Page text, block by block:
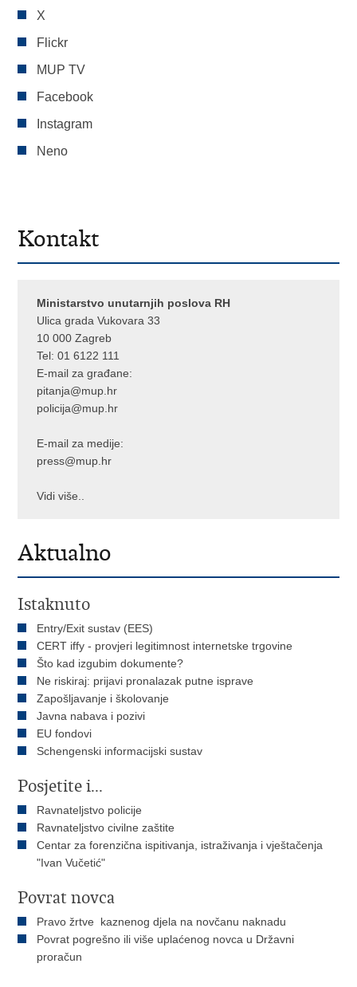
X
Flickr
MUP TV
Facebook
Instagram
Neno
Kontakt
Ministarstvo unutarnjih poslova RH
Ulica grada Vukovara 33
10 000 Zagreb
Tel:01 6122 111
E-mail za građane:
pitanja@mup.hr
policija@mup.hr
E-mail za medije:
press@mup.hr
Vidi više..
Aktualno
Istaknuto
Entry/Exit sustav (EES)
CERT iffy - provjeri legitimnost internetske trgovine
Što kad izgubim dokumente?
Ne riskiraj: prijavi pronalazak putne isprave
Zapošljavanje i školovanje
Javna nabava i pozivi
EU fondovi
Schengenski informacijski sustav
Posjetite i...
Ravnateljstvo policije
Ravnateljstvo civilne zaštite
Centar za forenzična ispitivanja, istraživanja i vještačenja
"Ivan Vučetić"
Povrat novca
Pravo žrtve kaznenog djela na novčanu naknadu
Povrat pogrešno ili više uplaćenog novca u Državni
proračun